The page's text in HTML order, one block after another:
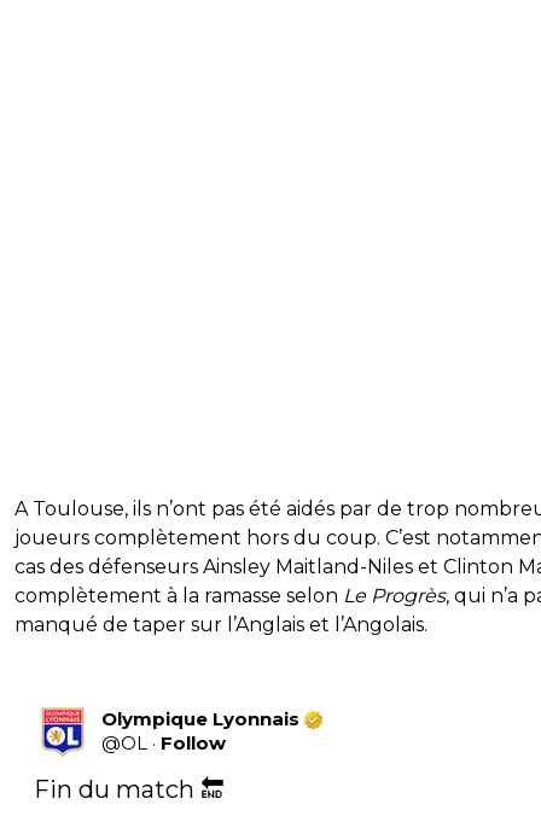
A Toulouse, ils n’ont pas été aidés par de trop
joueurs complètement hors du coup. C’est
cas des défenseurs Ainsley Maitland-Niles et Clinton
complètement à la ramasse selon Le Progrès, qui n’a
manqué de taper sur l’Anglais et l’Angolais.
Olympique Lyonnais
@OL · Follow
Fin du match 🔚